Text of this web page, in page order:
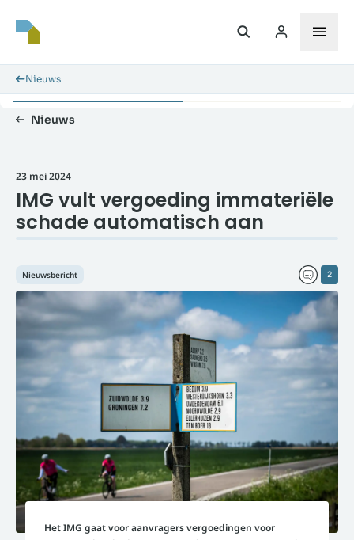
Nieuws
Nieuws
23 mei 2024
IMG vult vergoeding immateriële
schade automatisch aan
2
Nieuwsbericht
Het IMG gaat voor aanvragers vergoedingen voor